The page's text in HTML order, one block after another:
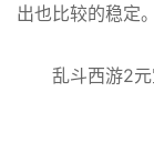
出也比较的稳定。
乱斗西游2